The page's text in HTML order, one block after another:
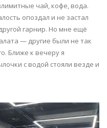
чай, кофе, вода.
опоздал и не застал
гарнир. Но мне ещё
— другие были не так
Ближе к вечеру я
с водой стояли везде и